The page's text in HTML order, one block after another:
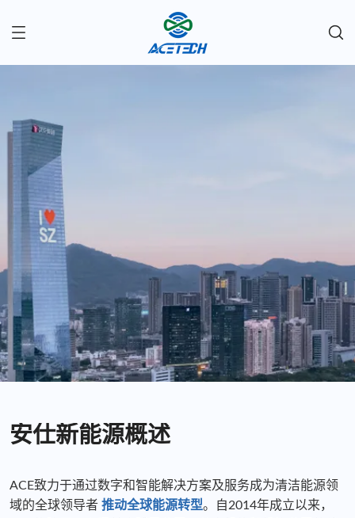
安仕新能源概述
ACE致力于通过数字和智能解决方案及服务成为清洁能源领
域的全球领导者 推动全球能源转型。自2014年成立以来，